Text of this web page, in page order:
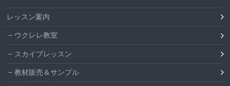
レッスン案内
ウクレレ教室
スカイプレッスン
教材販売＆サンプル